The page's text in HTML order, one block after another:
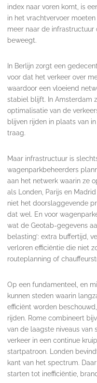
index naar voren komt, is
in het vrachtvervoer
meer naar de
beweegt.
In Berlijn zorgt een
voor dat het verkeer over
waardoor een vloeiend
stabiel blijft. In Amsterdam
optimalisatie van de
blijven rijden in plaats van
traag.
Maar infrastructuur is
wagenparkbeheerders
aan het netwerk waarin ze
als Londen, Parijs en
niet het doorslaggevende
dat wel. En voor
wat de Geotab-gegevens
belasting’: extra buffertijd,
verloren efficiëntie die niet
routeplanning of
Op een fundamenteel, en
kunnen steden waarin
efficiënt worden
rijden. Rome combineert
van de laagste niveaus van
verkeer in een continue
startpatroon. Londen
kant van het spectrum.
starten tot inefficiëntie,